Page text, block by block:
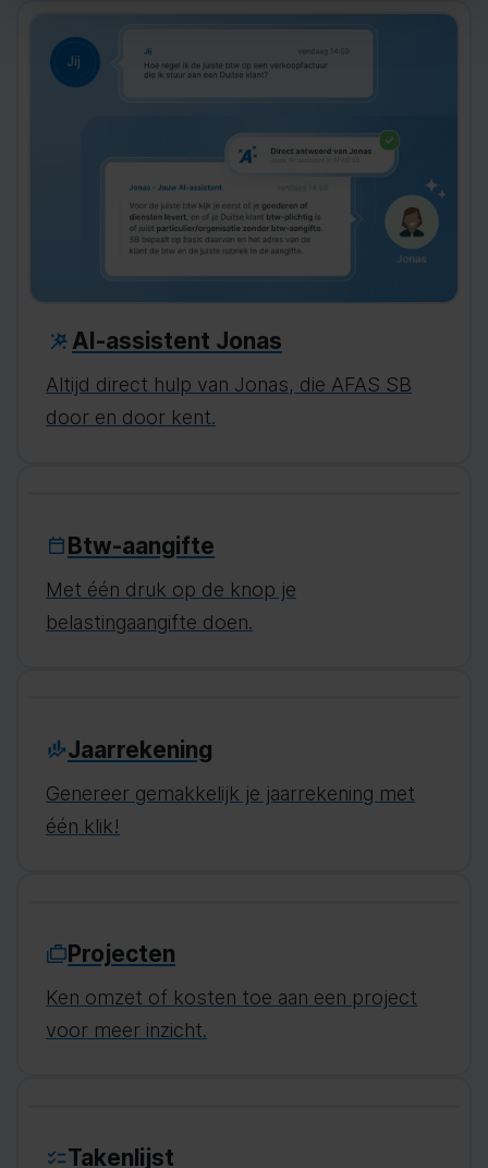
AI-assistent Jonas
Altijd direct hulp van Jonas, die AFAS SB
door en door kent.
Btw-aangifte
Met één druk op de knop je
belastingaangifte doen.
Jaarrekening
Genereer gemakkelijk je jaarrekening met
één klik!
Projecten
Ken omzet of kosten toe aan een project
voor meer inzicht.
Takenlijst